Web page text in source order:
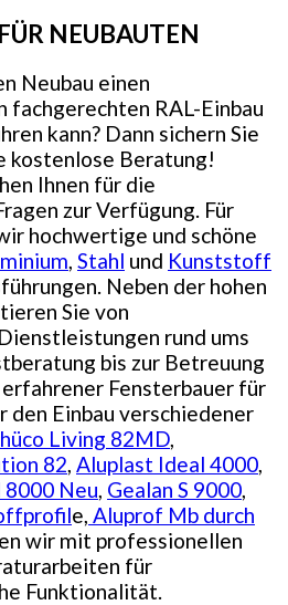
NEUBAUTEN
Neubau einen
fachgerechten RAL-Einbau
kann? Dann sichern Sie
kostenlose Beratung!
Ihnen für die
zur Verfügung. Für
hochwertige und schöne
, Stahl und Kunststoff
Neben der hohen
Sie von
rund ums
bis zur Betreuung
erfahrener Fensterbauer für
den Einbau verschiedener
Living 82MD,
82, Aluplast Ideal 4000,
8000 Neu, Gealan S 9000,
e, Aluprof Mb durch
wir mit professionellen
für
Funktionalität.